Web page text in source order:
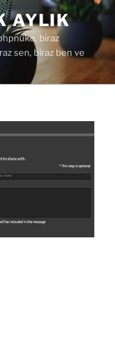
AYLIK
biraz
sen, biraz ben ve